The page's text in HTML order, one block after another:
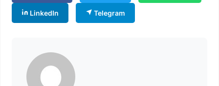
LinkedIn Telegram